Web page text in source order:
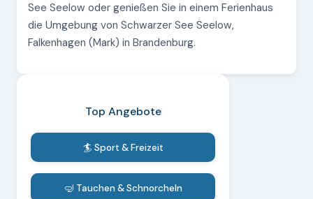
See Seelow oder genießen Sie in einem Ferienhaus
die Umgebung von Schwarzer See Seelow,
Falkenhagen (Mark) in Brandenburg.
Top Angebote
🏄 Sport & Freizeit
🤿 Tauchen & Schnorcheln